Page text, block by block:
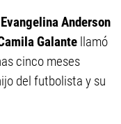
Evangelina Anderson
Galante llamó
cinco meses
del futbolista y su